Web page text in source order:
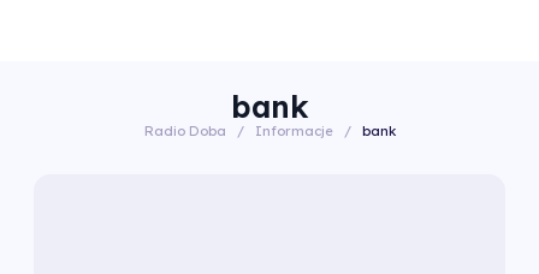
bank
Radio Doba / Informacje / bank